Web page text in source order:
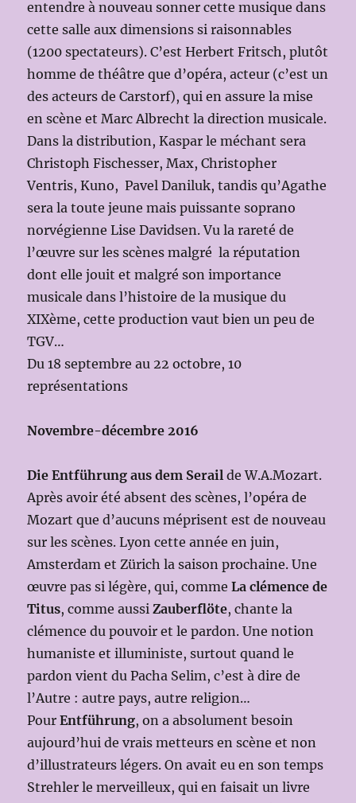
entendre à nouveau sonner cette musique dans
cette salle aux dimensions si raisonnables
(1200 spectateurs). C’est Herbert Fritsch, plutôt
homme de théâtre que d’opéra, acteur (c’est un
des acteurs de Carstorf), qui en assure la mise
en scène et Marc Albrecht la direction musicale.
Dans la distribution, Kaspar le méchant sera
Christoph Fischesser, Max, Christopher
Ventris, Kuno, Pavel Daniluk, tandis qu’Agathe
sera la toute jeune mais puissante soprano
norvégienne Lise Davidsen. Vu la rareté de
l’œuvre sur les scènes malgré la réputation
dont elle jouit et malgré son importance
musicale dans l’histoire de la musique du
XIXème, cette production vaut bien un peu de
TGV…
Du 18 septembre au 22 octobre, 10
représentations
Novembre-décembre 2016
Die Entführung aus dem Serail de W.A.Mozart.
Après avoir été absent des scènes, l’opéra de
Mozart que d’aucuns méprisent est de nouveau
sur les scènes. Lyon cette année en juin,
Amsterdam et Zürich la saison prochaine. Une
œuvre pas si légère, qui, commeLa clémence de
Titus, comme aussiZauberflöte, chante la
clémence du pouvoir et le pardon. Une notion
humaniste et illuministe, surtout quand le
pardon vient du Pacha Selim, c’est à dire de
l’Autre : autre pays, autre religion…
PourEntführung, on a absolument besoin
aujourd’hui de vrais metteurs en scène et non
d’illustrateurs légers. On avait eu en son temps
Strehler le merveilleux, qui en faisait un livre